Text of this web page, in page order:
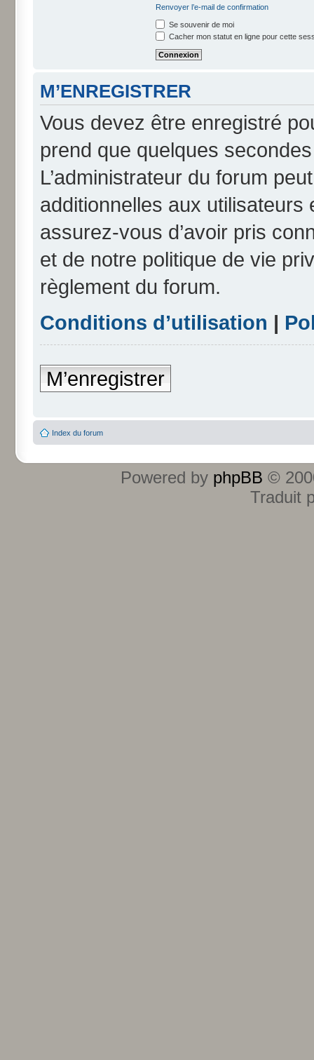
Renvoyer l’e-mail de confirmation
Se souvenir de moi
Cacher mon statut en ligne pour cette
M’ENREGISTRER
Vous devez être enregistré
prend que quelques
L’administrateur du forum
additionnelles aux
assurez-vous d’avoir pris
et de notre politique de vie
règlement du forum.
Conditions d’utilisation |
M’enregistrer
Index du forum
Powered by phpBB ©
Traduit